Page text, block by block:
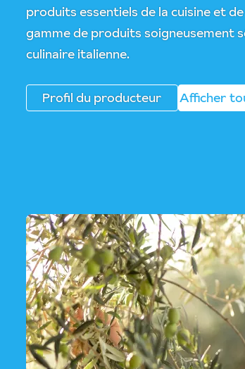
produits essentiels de la cuisine et
gamme de produits soigneusement
culinaire italienne.
Profil du producteur Afficher